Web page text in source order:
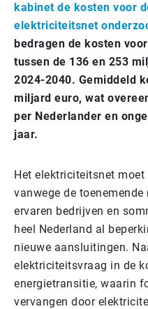
kabinet de kosten voor
elektriciteitsnet
bedragen de kosten
tussen de 136 en 253
2024-2040. Gemiddeld
miljard euro, wat
per Nederlander en
jaar.
Het elektriciteitsnet
vanwege de
ervaren bedrijven en
heel Nederland al
nieuwe aansluitingen.
elektriciteitsvraag in de
energietransitie, waarin
vervangen door